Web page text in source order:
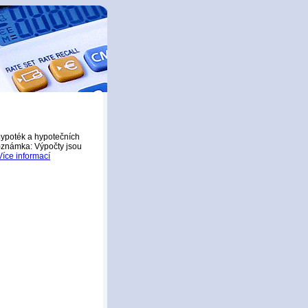
a hypotečních
Výpočty jsou
informací